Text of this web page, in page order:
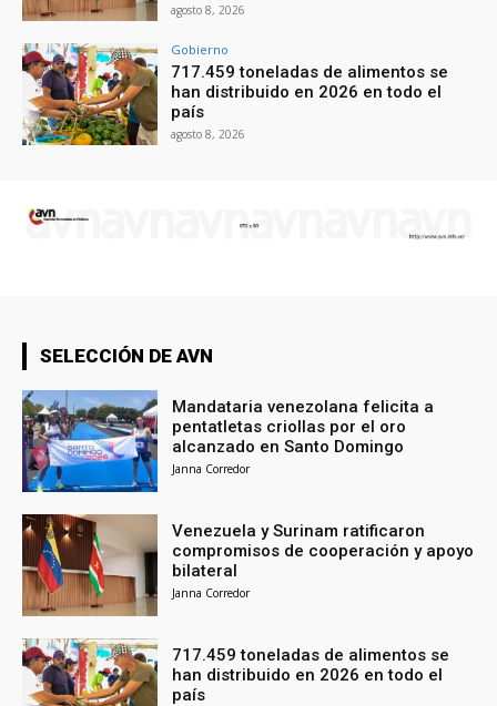
agosto 8, 2026
Gobierno
717.459 toneladas de alimentos se
han distribuido en 2026 en todo el
país
agosto 8, 2026
SELECCIÓN DE AVN
Mandataria venezolana felicita a
pentatletas criollas por el oro
alcanzado en Santo Domingo
Janna Corredor
Venezuela y Surinam ratificaron
compromisos de cooperación y apoyo
bilateral
Janna Corredor
717.459 toneladas de alimentos se
han distribuido en 2026 en todo el
país